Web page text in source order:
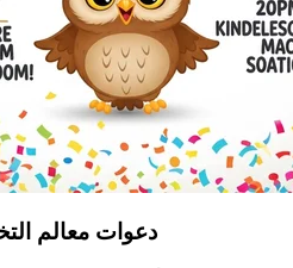
دعوات معالم